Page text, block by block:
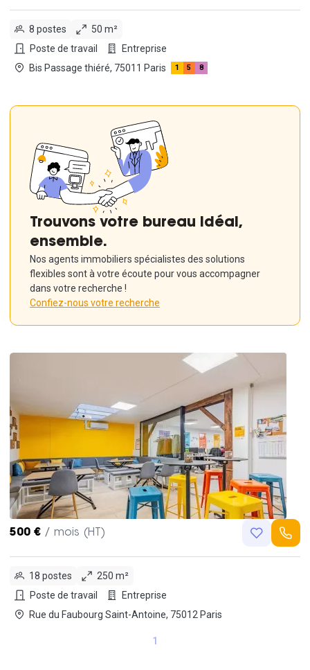
8 postes
50 m²
Poste de travail
Entreprise
Bis Passage thiéré, 75011 Paris
1 5 8
Trouvons votre bureau idéal,
ensemble.
Nos agents immobiliers spécialistes des solutions
flexibles sont à votre écoute pour vous accompagner
dans votre recherche !
Confiez-nous votre recherche
500 € / mois (HT)
18 postes
250 m²
Poste de travail
Entreprise
Rue du Faubourg Saint-Antoine, 75012 Paris
1